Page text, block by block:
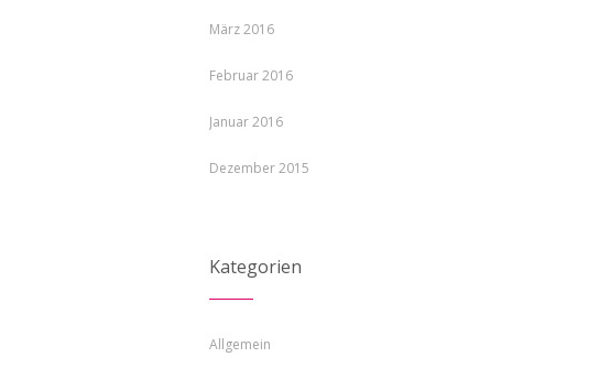
März 2016
Februar 2016
Januar 2016
Dezember 2015
Kategorien
Allgemein